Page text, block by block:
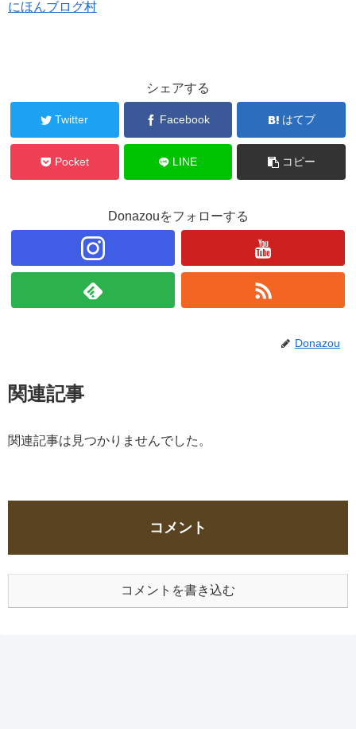
にほんブログ村
シェアする
Twitter Facebook はてブ
Pocket LINE コピー
Donazouをフォローする
Donazou
関連記事
関連記事は見つかりませんでした。
コメント
コメントを書き込む